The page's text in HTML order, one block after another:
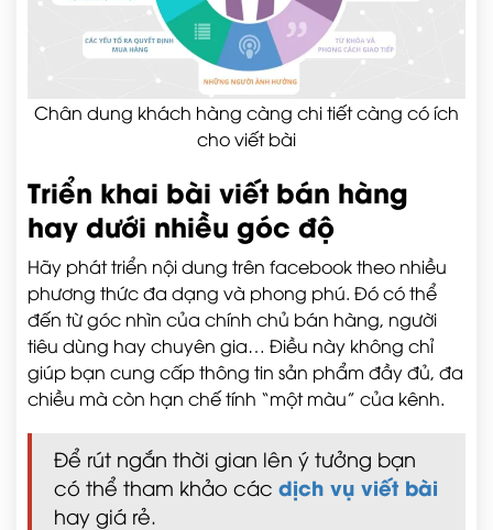
Chân dung khách hàng càng chi tiết càng có ích
cho viết bài
Triển khai bài viết bán hàng
hay dưới nhiều góc độ
Hãy phát triển nội dung trên facebook theo nhiều
phương thức đa dạng và phong phú. Đó có thể
đến từ góc nhìn của chính chủ bán hàng, người
tiêu dùng hay chuyên gia… Điều này không chỉ
giúp bạn cung cấp thông tin sản phẩm đầy đủ, đa
chiều mà còn hạn chế tính “một màu” của kênh.
Để rút ngắn thời gian lên ý tưởng bạn
có thể tham khảo các dịch vụ viết bài
hay giá rẻ.